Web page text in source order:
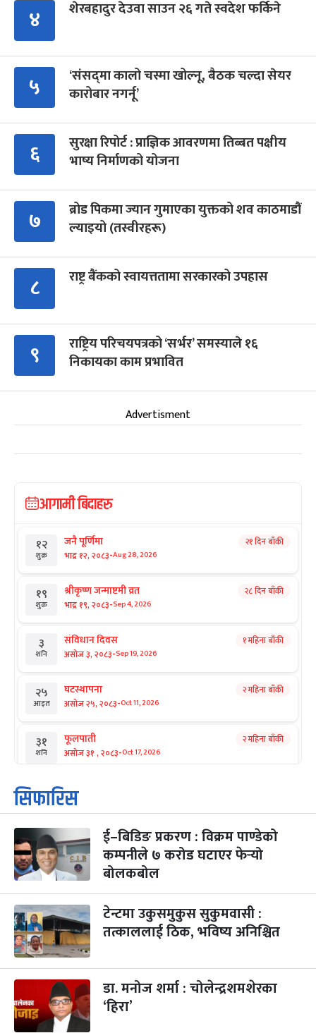
४ शेरबहादुर देउवा साउन २६ गते स्वदेश फर्किने
५
‘संसद्‍मा कालो चस्मा खोल्नू, बैठक चल्दा सेयर
कारोबार नगर्नू’
६
सुरक्षा रिपोर्ट : प्राज्ञिक आवरणमा तिब्बत पक्षीय
भाष्य निर्माणको योजना
७
ब्रोड पिकमा ज्यान गुमाएका युक्तको शव काठमाडौं
ल्याइयो (तस्वीरहरू)
८ राष्ट्र बैंकको स्वायत्ततामा सरकारको उपहास
९
राष्ट्रिय परिचयपत्रको ‘सर्भर’ समस्याले १६
निकायका काम प्रभावित
Advertisment
आगामी बिदाहरु
१२
शुक्र
जनै पूर्णिमा
भाद्र १२, २०८३-Aug 28, 2026
२१ दिन बाँकी
१९
शुक्र
श्रीकृष्ण जन्माष्टमी व्रत
भाद्र १९, २०८३-Sep 4, 2026
२८ दिन बाँकी
३
शनि
संविधान दिवस
असोज ३, २०८३-Sep 19, 2026
१ महिना बाँकी
२५
आइत
घटस्थापना
असोज २५, २०८३-Oct 11, 2026
२ महिना बाँकी
३१
शनि
फूलपाती
असोज ३१ , २०८३-Oct 17, 2026
२ महिना बाँकी
१
आइत
कार्तिक सङ्क्रान्ति
कार्तिक १, २०८३
३
मंगल
महानवमी
कार्तिक ३, २०८३-Oct 20, 2026
२ महिना बाँकी
४
५
बिहि
पापा‌ङ्कुशा एकादशी व्रत
कार्तिक ५, २०८३
२ महिना बाँकी
आइत
कुकुर तिहार
कार्तिक २२, २०८३-Nov 8, 2026
३ महिना बाँकी
सिफारिस
ई–बिडिङ प्रकरण : विक्रम पाण्डेको
कम्पनीले ७ करोड घटाएर फेर्‍यो
बोलकबोल
टेन्टमा उकुसमुकुस सुकुमवासी :
तत्काललाई ठिक, भविष्य अनिश्चित
डा. मनोज शर्मा : चोलेन्द्रशमशेरका
‘हिरा’